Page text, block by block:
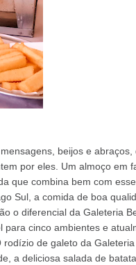
beijos e
por eles. Um almoço em
que combina bem com
Sul, a comida de boa
o diferencial da Galeteria
cinco ambientes e
de galeto da
a deliciosa salada de